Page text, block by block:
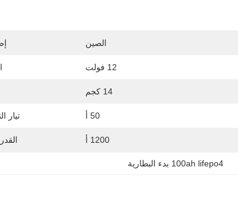
الصين
12 فولت
14 كجم
50 أ تيار
1200 أ
100ah lifepo4 بدء البطارية